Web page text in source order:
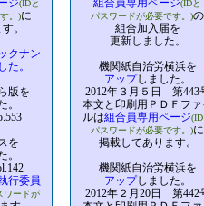
ジ(IDと
。)に
。
クナン
た。
版を
。
を
。
行委員
ワードが
組合員専用ページ(IDと
パスワードが必要です。)の
組合加入届を
更新しました。
機関紙自治労横浜を
アップしました。
2012年３月５日 第443
本文と印刷用ＰＤＦファ
ルは組合員専用ページ
パスワードが必要です。)に
掲載してあります。
機関紙自治労横浜を
アップしました。
2012年２月20日 第442